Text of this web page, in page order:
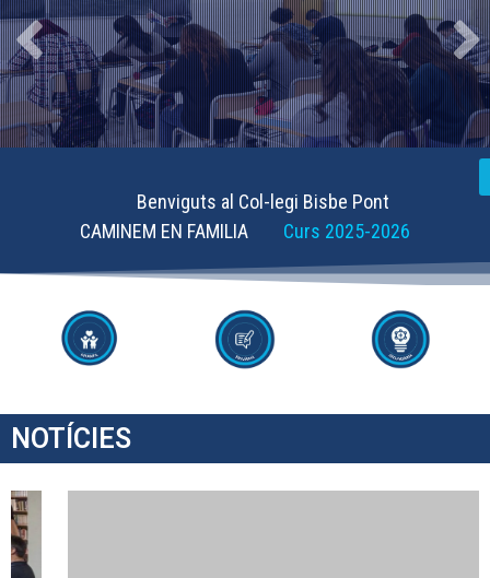
Benviguts al Col-legi Bisbe Pont
CAMINEM EN FAMILIA Curs 2025-2026
NOTÍCIES